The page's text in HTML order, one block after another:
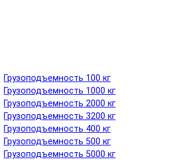
Грузоподъемность 100 кг
Грузоподъемность 1000 кг
Грузоподъемность 2000 кг
Грузоподъемность 3200 кг
Грузоподъемность 400 кг
Грузоподъемность 500 кг
Грузоподъемность 5000 кг